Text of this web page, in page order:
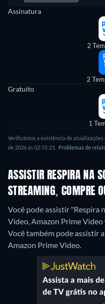
Assinatura
2
2
Gratuito
1
Verificámos a existência de
de 2026 às 02:55:21.
Problemas de
ASSISTIR RESPIRA NA
STREAMING, COMPRE
Você pode assistir "Respira
Video, Amazon Prime
Você também pode assistir
Amazon Prime Video.